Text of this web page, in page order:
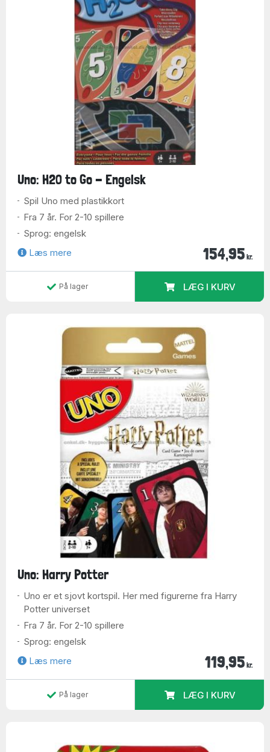
Uno: H2O to Go - Engelsk
Spil Uno med plastikkort
Fra 7 år. For 2-10 spillere
Sprog: engelsk
Læs mere
154,95 kr.
På lager LÆG I KURV
Uno: Harry Potter
Uno er et sjovt kortspil. Her med figurerne fra Harry
Potter universet
Fra 7 år. For 2-10 spillere
Sprog: engelsk
Læs mere
119,95 kr.
På lager LÆG I KURV